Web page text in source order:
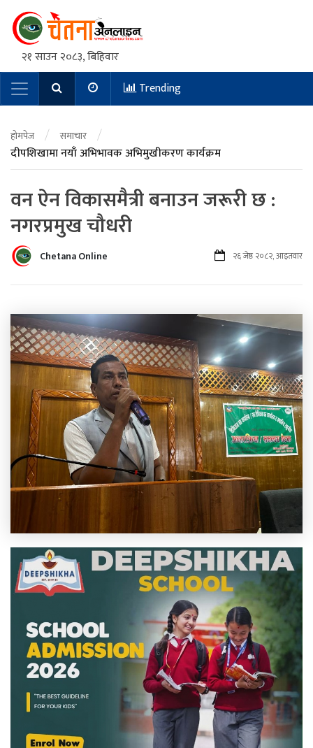
२१ साउन २०८३, बिहिवार
Main NavigationTrending
होमपेज / समाचार /
दीपशिखामा नयाँ अभिभावक अभिमुखीकरण कार्यक्रम
वन ऐन विकासमैत्री बनाउन जरूरी छ :
नगरप्रमुख चौधरी
Chetana Online २६ जेष्ठ २०८२, आइतवार